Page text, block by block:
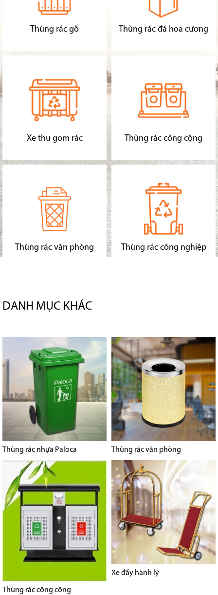
Thùng rác gỗ Thùng rác đá hoa cương
Xe thu gom rác Thùng rác công cộng
Thùng rác văn phòng Thùng rác công nghiệp
DANH MỤC KHÁC
Thùng rác nhựa Paloca Thùng rác văn phòng
Thùng rác công cộng
Xe đẩy hành lý